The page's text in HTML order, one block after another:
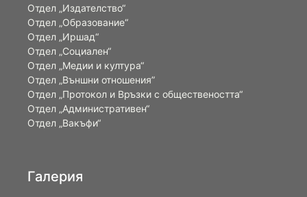
Отдел „Издателство“
Отдел „Образование“
Отдел „Иршад“
Отдел „Социален“
Отдел „Медии и култура“
Отдел „Външни отношения”
Oтдел „Протокол и Връзки с обществеността“
Отдел „Административен“
Отдел „Вакъфи“
Галерия